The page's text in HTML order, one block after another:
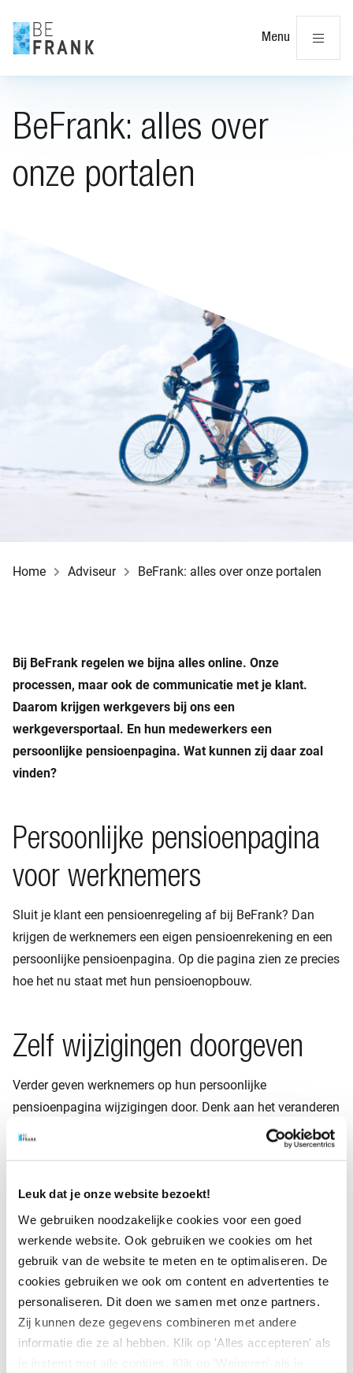
Leuk dat je onze website bezoekt!
We gebruiken noodzakelijke cookies voor een goed
werkende website. Ook gebruiken we cookies om het
gebruik van de website te meten en te optimaliseren. De
cookies gebruiken we ook om content en advertenties te
personaliseren. Dit doen we samen met onze partners.
Zij kunnen deze gegevens combineren met andere
informatie die ze al hebben. Klik op 'Alles accepteren' als
Menu
BeFrank: alles over
onze portalen
Home Adviseur BeFrank: alles over onze portalen
Bij BeFrank regelen we bijna alles online. Onze
processen, maar ook de communicatie met je klant.
Daarom krijgen werkgevers bij ons een
werkgeversportaal. En hun medewerkers een
persoonlijke pensioenpagina. Wat kunnen zij daar zoal
vinden?
Persoonlijke pensioenpagina
voor werknemers
Sluit je klant een pensioenregeling af bij BeFrank? Dan
krijgen de werknemers een eigen pensioenrekening en een
persoonlijke pensioenpagina. Op die pagina zien ze precies
hoe het nu staat met hun pensioenopbouw.
Zelf wijzigingen doorgeven
Verder geven werknemers op hun persoonlijke
pensioenpagina wijzigingen door. Denk aan het veranderen
van hun risicoprofiel of hun pensioendatum. Werknemers
op hun
Werkgeversportaal voor
werkgevers
Ook je klant krijgt een eigen inlogomgeving:
werkgeversportaal . Hierin staat de pensioeninformatie van